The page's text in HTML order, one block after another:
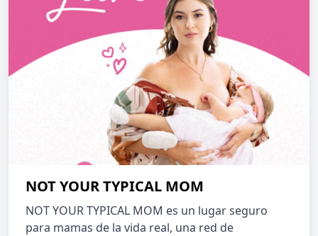
NOT YOUR TYPICAL MOM
NOT YOUR TYPICAL MOM es un lugar seguro
para mamas de la vida real, una red de